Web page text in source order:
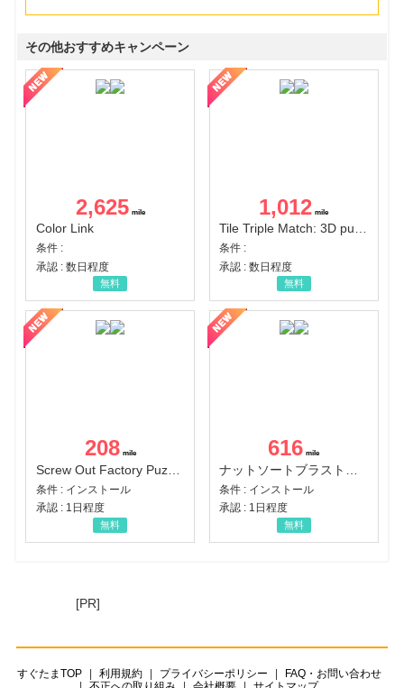
その他おすすめキャンペーン
2,625
Color Link
条件 :
承認 : 数日程度
無料
1,012
Tile Triple Match: 3D puzzle
条件 :
承認 : 数日程度
無料
208
Screw Out Factory Puzzle 3D（経験値バーのマイルストーンを5にする（ユーザーレベル5に到達する））（Android）
条件 : インストール
承認 : 1日程度
無料
616
条件 : インストール
承認 : 1日程度
無料
[PR]
すぐたまTOP 利用規約 プライバシーポリシー
FAQ・お問い合わせ